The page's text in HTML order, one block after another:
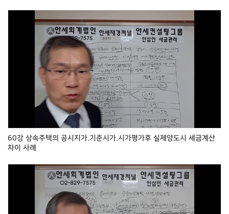
60강 상속주택의 공시지가.기준시가.시가평가후 실제양도시 세금계산
차이 사례